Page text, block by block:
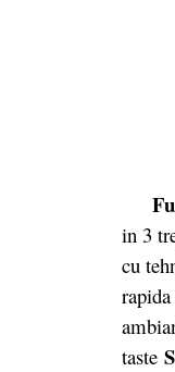
in 3
cu
taste